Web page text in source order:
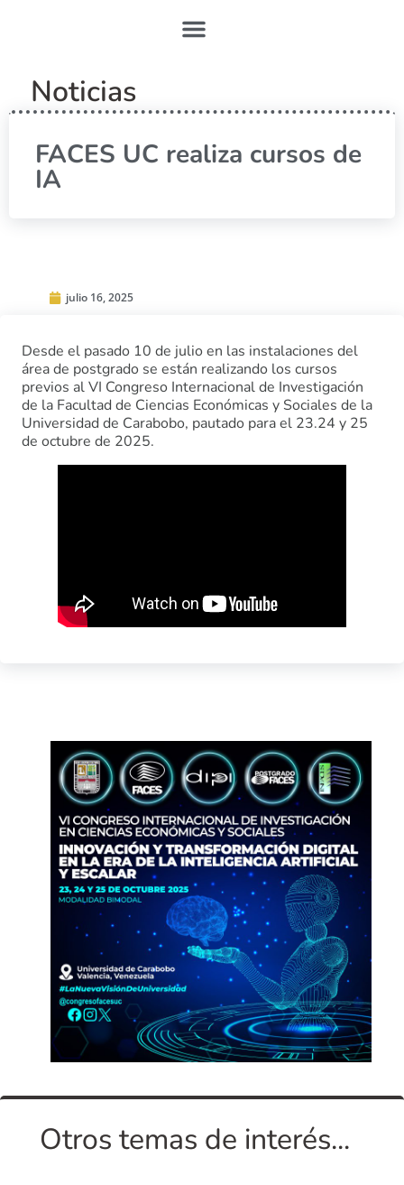
Noticias
FACES UC realiza cursos de
IA
julio 16, 2025
Desde el pasado 10 de julio en las instalaciones del
área de postgrado se están realizando los cursos
previos al VI Congreso Internacional de Investigación
de la Facultad de Ciencias Económicas y Sociales de la
Universidad de Carabobo, pautado para el 23.24 y 25
de octubre de 2025.
Otros temas de interés...